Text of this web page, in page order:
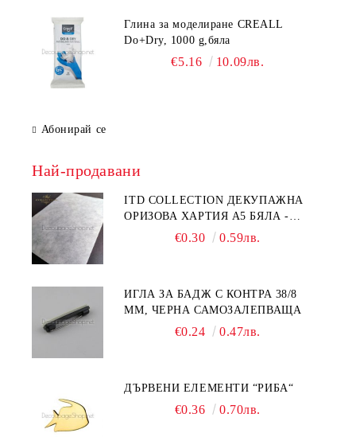
Глина за моделиране CREALL
Do+Dry, 1000 g,бяла
€5.16 10.09лв.
Абонирай се
Най-продавани
ITD COLLECTION ДЕКУПАЖНА
ОРИЗОВА ХАРТИЯ А5 БЯЛА -
€0.30 0.59лв.
ИГЛА ЗА БАДЖ С КОНТРА 38/8
ММ, ЧЕРНА САМОЗАЛЕПВАЩА
€0.24 0.47лв.
ДЪРВЕНИ ЕЛЕМЕНТИ “РИБА“
€0.36 0.70лв.